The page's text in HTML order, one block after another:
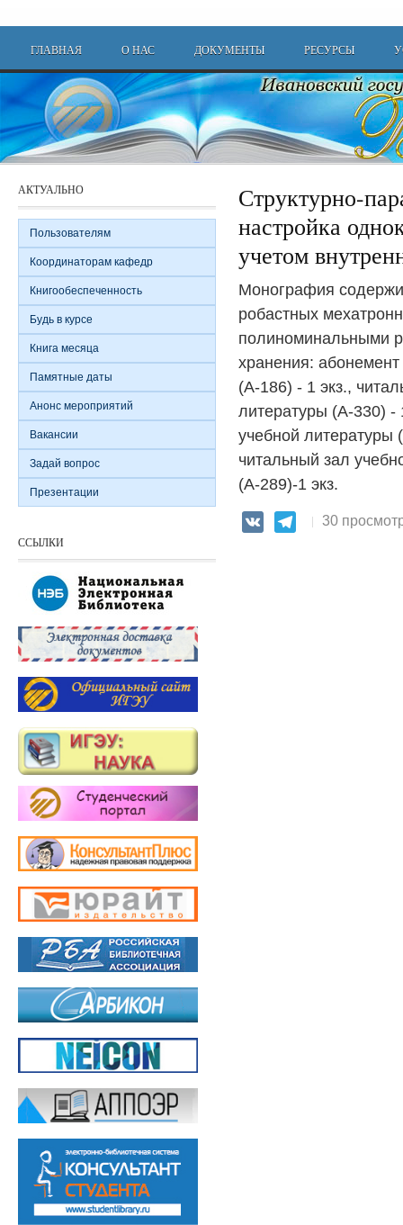
Main menu
ГЛАВНАЯ О НАС ДОКУМЕНТЫ РЕСУРСЫ
Структурно-
настройка
учетом
Монография
робастных
полиноминальными
хранения:
(А-186) - 1 экз.,
литературы (А-330) -
учебной литературы
читальный зал
(А-289)-1 экз.
VK Telegram
30
АКТУАЛЬНО
Пользователям
Координаторам кафедр
Книгообеспеченность
Будь в курсе
Книга месяца
Памятные даты
Анонс мероприятий
Вакансии
Задай вопрос
Презентации
ССЫЛКИ